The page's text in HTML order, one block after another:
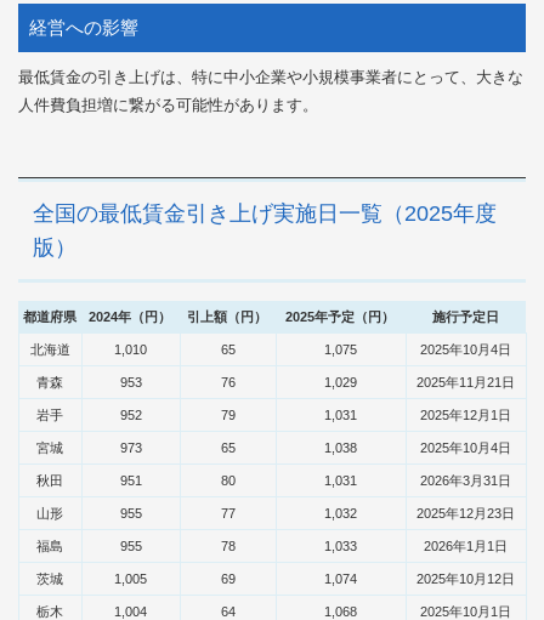
経営への影響
最低賃金の引き上げは、特に中小企業や小規模事業者にとって、大きな
人件費負担増に繋がる可能性があります。
全国の最低賃金引き上げ実施日一覧（2025年度
版）
都道府県 2024年（円） 引上額（円） 2025年予定（円） 施行予定日
北海道 1,010 65 1,075 2025年10月4日
青森 953 76 1,029 2025年11月21日
岩手 952 79 1,031 2025年12月1日
宮城 973 65 1,038 2025年10月4日
秋田 951 80 1,031 2026年3月31日
山形 955 77 1,032 2025年12月23日
福島 955 78 1,033 2026年1月1日
茨城 1,005 69 1,074 2025年10月12日
栃木 1,004 64 1,068 2025年10月1日